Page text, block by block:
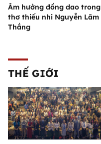
Âm hưởng đồng dao trong
thơ thiếu nhi Nguyễn Lãm
Thắng
THẾ GIỚI